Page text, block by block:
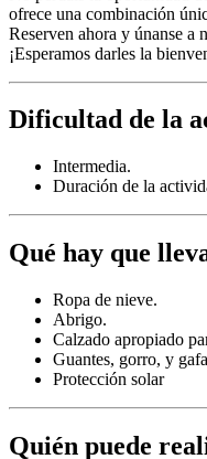
ofrece una combinación
Reserven ahora y únanse a
¡Esperamos darles la
Dificultad de la
Intermedia.
Duración de la
Qué hay que
Ropa de nieve.
Abrigo.
Calzado apropiado
Guantes, gorro, y
Protección solar
Quién puede